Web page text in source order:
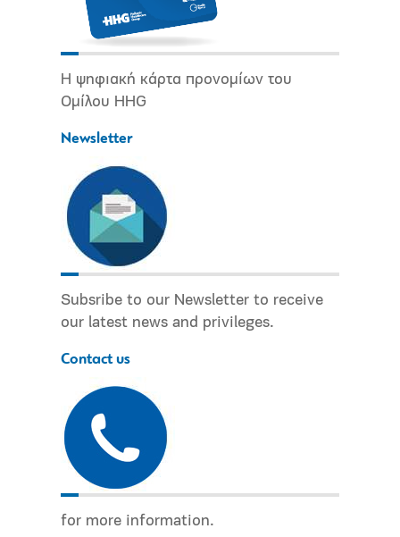
Η ψηφιακή κάρτα προνομίων του
Ομίλου HHG
Newsletter
Subsribe to our Newsletter to receive
our latest news and privileges.
Contact us
for more information.